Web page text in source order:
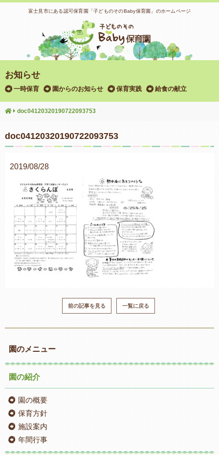
富士見市にある認可保育園「子どものそのBaby保育園」のホームページ
お知らせ
一時保育 園からのお知らせ 保育実践 給食の献立
doc04120320190722093753
doc04120320190722093753
2019/08/28
前の記事を見る 一覧に戻る
園のメニュー
園の紹介
園の概要
保育方針
施設案内
年間行事